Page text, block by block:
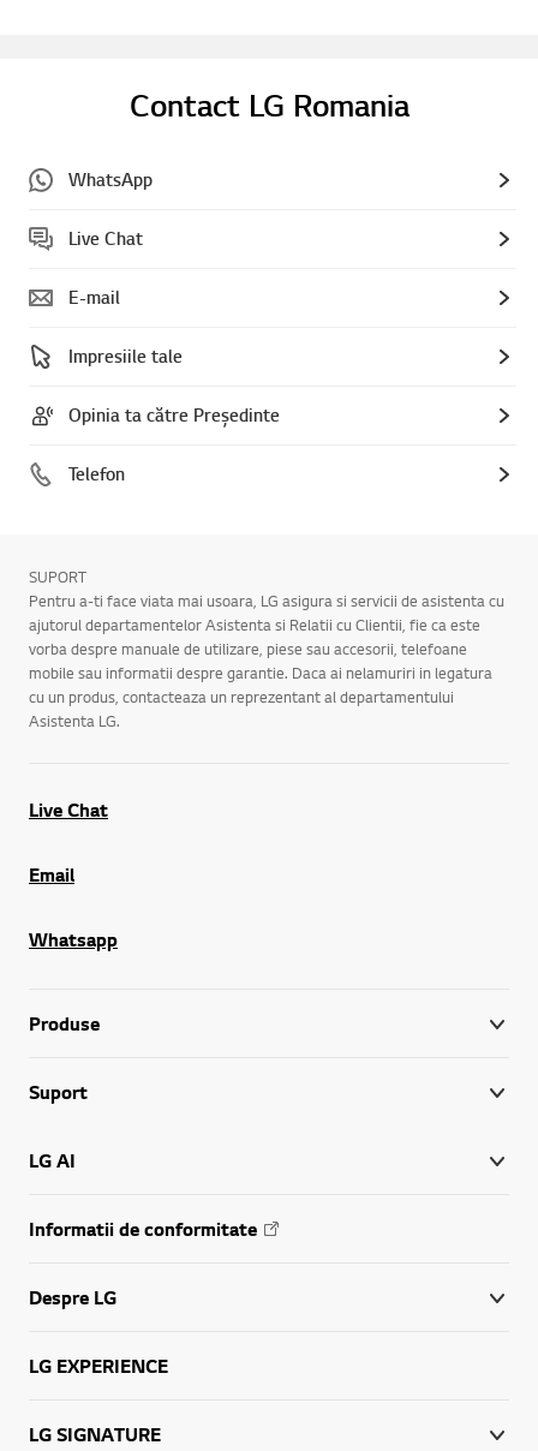
Contact LG Romania
WhatsApp
Live Chat
E-mail
Impresiile tale
Opinia ta către Președinte
Telefon
SUPORT
Pentru a-ti face viata mai usoara, LG asigura si servicii de asistenta cu
ajutorul departamentelor Asistenta si Relatii cu Clientii, fie ca este
vorba despre manuale de utilizare, piese sau accesorii, telefoane
mobile sau informatii despre garantie. Daca ai nelamuriri in legatura
cu un produs, contacteaza un reprezentant al departamentului
Asistenta LG.
Live Chat
Email
Whatsapp
Produse
Suport
LG AI
Informatii de conformitate
Despre LG
LG EXPERIENCE
LG SIGNATURE